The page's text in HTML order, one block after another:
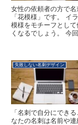
女性の依頼者の方で
「花模様」です。 イ
模様をモチーフとし
くなるでしょう。 今
失敗しない名刺デザイン
「名刺で自分にでき
なたの名刺は名前や